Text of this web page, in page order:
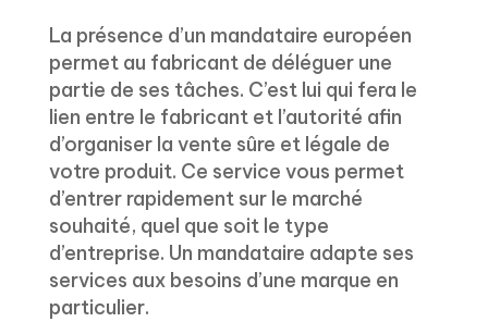
La présence d’un mandataire européen
permet au fabricant de déléguer une
partie de ses tâches. C’est lui qui fera le
lien entre le fabricant et l’autorité afin
d’organiser la vente sûre et légale de
votre produit. Ce service vous permet
d’entrer rapidement sur le marché
souhaité, quel que soit le type
d’entreprise. Un mandataire adapte ses
services aux besoins d’une marque en
particulier.